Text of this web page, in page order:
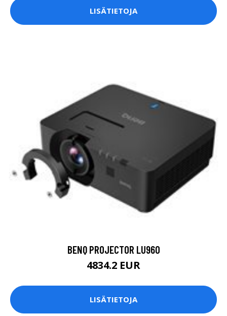
LISÄTIETOJA
BENQ PROJECTOR LU960
4834.2 EUR
LISÄTIETOJA